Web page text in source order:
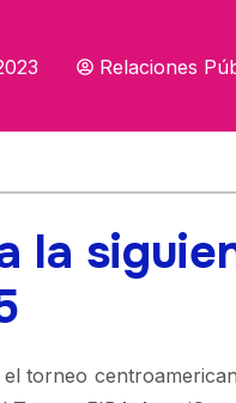
Relaciones
la
torneo